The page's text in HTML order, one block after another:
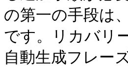
の第一の手段は
です。リカバリ
自動生成フレー